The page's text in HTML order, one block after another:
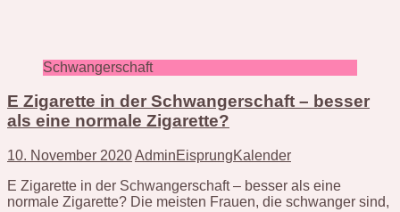
Schwangerschaft
E Zigarette in der Schwangerschaft – besser
als eine normale Zigarette?
10. November 2020AdminEisprungKalender
E Zigarette in der Schwangerschaft – besser als eine
normale Zigarette? Die meisten Frauen, die schwanger sind,